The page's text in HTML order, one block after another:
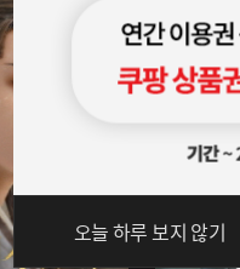
오늘 하루 보지 않기